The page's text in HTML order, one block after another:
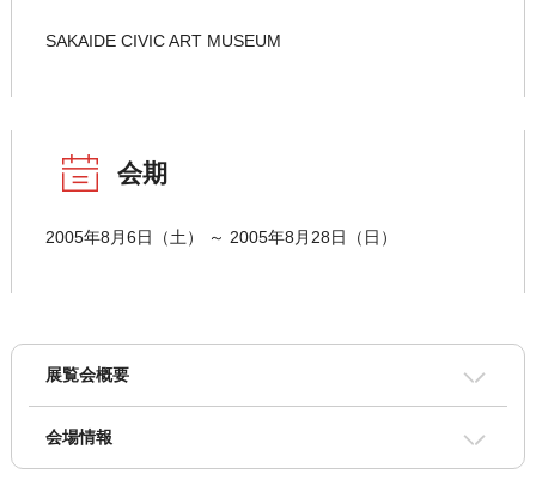
SAKAIDE CIVIC ART MUSEUM
会期
2005年8月6日（土） ～ 2005年8月28日（日）
展覧会概要
会場情報